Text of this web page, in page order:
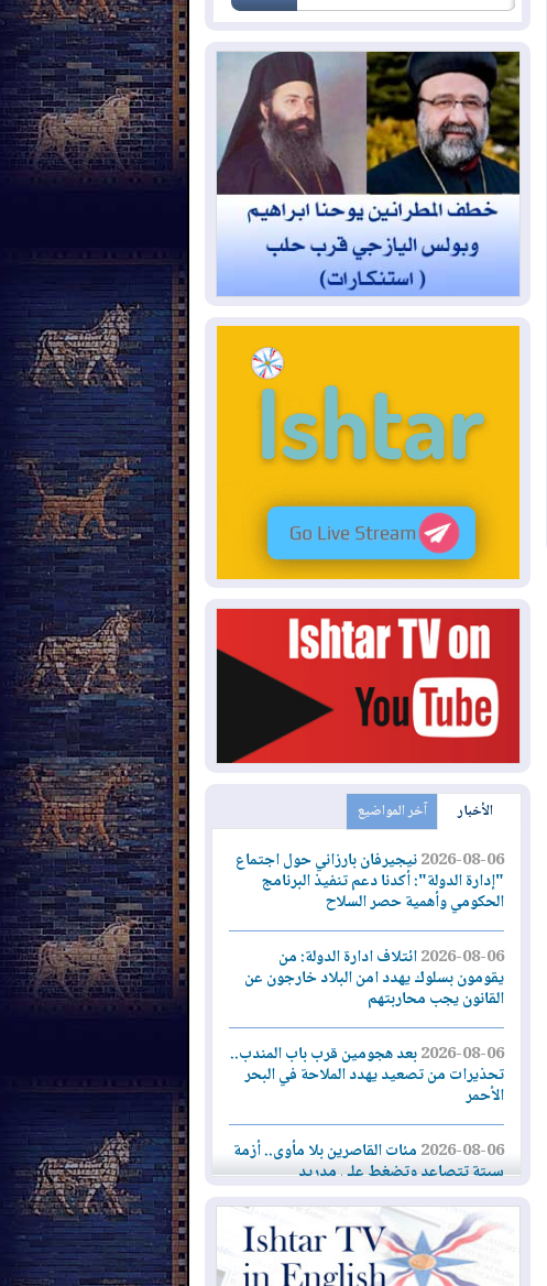
الأخبار آخر المواضيع
2026-08-06نيجيرفان بارزاني حول اجتماع
"إدارة الدولة": أكدنا دعم تنفيذ البرنامج
الحكومي وأهمية حصر السلاح
2026-08-06ائتلاف ادارة الدولة: من
يقومون بسلوك يهدد امن البلاد خارجون عن
القانون يجب محاربتهم
2026-08-06بعد هجومين قرب باب المندب..
تحذيرات من تصعيد يهدد الملاحة في البحر
الأحمر
2026-08-06مئات القاصرين بلا مأوى.. أزمة
سبتة تتصاعد وتضغط على مدريد
2026-08-05
لمدة عام.. بدء توريد 100
مليون قدم مكعب يومياً من غاز كورمور في
إقليم كوردستان إلى وزارة الكهرباء العراقية